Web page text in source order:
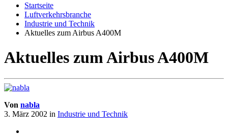
Startseite
Luftverkehrsbranche
Industrie und Technik
Aktuelles zum Airbus A400M
Aktuelles zum Airbus A400M
Von nabla
3. März 2002 in Industrie und Technik